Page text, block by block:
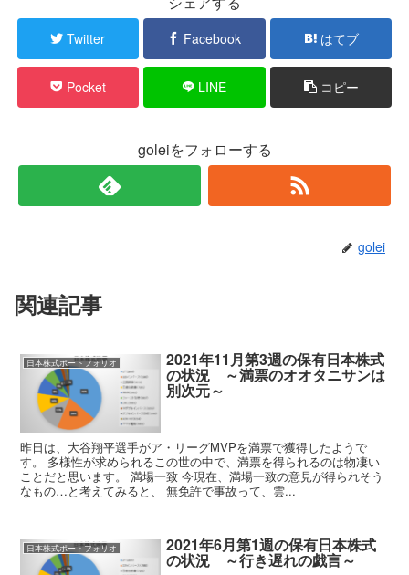
Twitter Facebook はてブ
Pocket LINE コピー
goleiをフォローする
golei
関連記事
日本株式ポートフォリオ 2021年11月第3週の保有日本株式
の状況 ～満票のオオタニサンは
別次元～
昨日は、大谷翔平選手がア・リーグMVPを満票で獲得したようで
す。 多様性が求められるこの世の中で、満票を得られるのは物凄い
ことだと思います。 満場一致 今現在、満場一致の意見が得られそう
なもの…と考えてみると、 無免許で事故って、雲...
日本株式ポートフォリオ 2021年6月第1週の保有日本株式
の状況 ～行き遅れの戯言～